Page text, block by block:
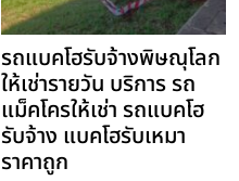
รถแบคโฮรับจ้างพิษณุโลก
ให้เช่ารายวัน บริการ รถ
แม็คโครให้เช่า รถแบคโฮ
รับจ้าง แบคโฮรับเหมา
ราคาถูก